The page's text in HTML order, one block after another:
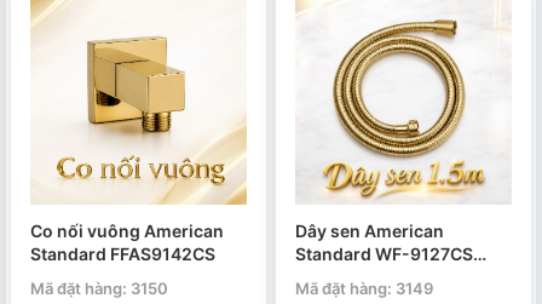
Co nối vuông American
Standard FFAS9142CS
Mã đặt hàng: 3150
Dây sen American
Standard WF-9127CS
1.5m
Mã đặt hàng: 3149